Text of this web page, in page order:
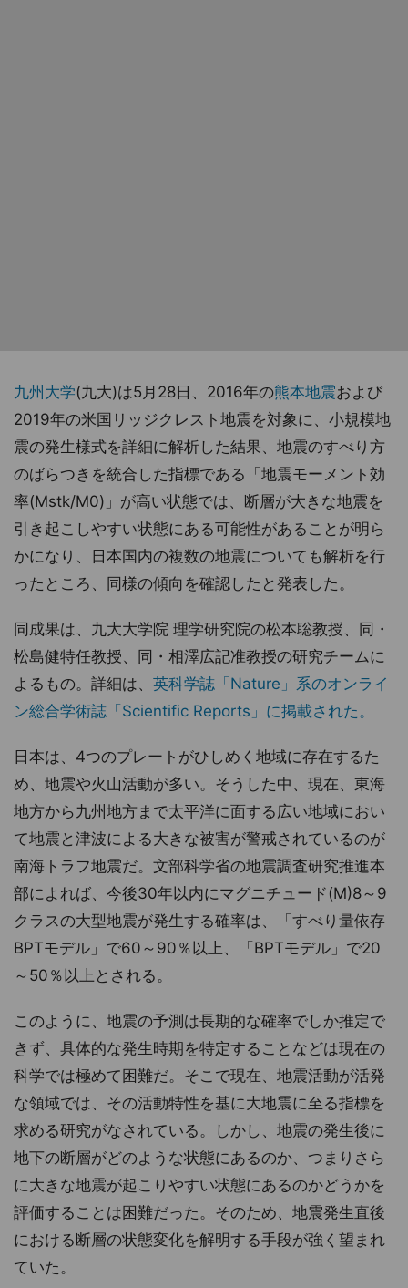
九州大学(九大)は5月28日、2016年の熊本地震および
2019年の米国リッジクレスト地震を対象に、小規模地
震の発生様式を詳細に解析した結果、地震のすべり方
のばらつきを統合した指標である「地震モーメント効
率(Mstk/M0)」が高い状態では、断層が大きな地震を
引き起こしやすい状態にある可能性があることが明ら
かになり、日本国内の複数の地震についても解析を行
ったところ、同様の傾向を確認したと発表した。
同成果は、九大大学院 理学研究院の松本聡教授、同・
松島健特任教授、同・相澤広記准教授の研究チームに
よるもの。詳細は、 英科学誌「Nature」系のオンライ
ン総合学術誌「Scientific Reports」に掲載された。
日本は、4つのプレートがひしめく地域に存在するた
め、地震や火山活動が多い。そうした中、現在、東海
地方から九州地方まで太平洋に面する広い地域におい
て地震と津波による大きな被害が警戒されているのが
南海トラフ地震だ。文部科学省の地震調査研究推進本
部によれば、今後30年以内にマグニチュード(M)8～9
クラスの大型地震が発生する確率は、「すべり量依存
BPTモデル」で60～90％以上、「BPTモデル」で20
～50％以上とされる。
このように、地震の予測は長期的な確率でしか推定で
きず、具体的な発生時期を特定することなどは現在の
科学では極めて困難だ。そこで現在、地震活動が活発
な領域では、その活動特性を基に大地震に至る指標を
求める研究がなされている。しかし、地震の発生後に
地下の断層がどのような状態にあるのか、つまりさら
に大きな地震が起こりやすい状態にあるのかどうかを
評価することは困難だった。そのため、地震発生直後
における断層の状態変化を解明する手段が強く望まれ
ていた。